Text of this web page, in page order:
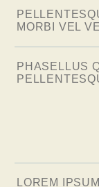
MORBI VEL
PHASELLUS
LOREM